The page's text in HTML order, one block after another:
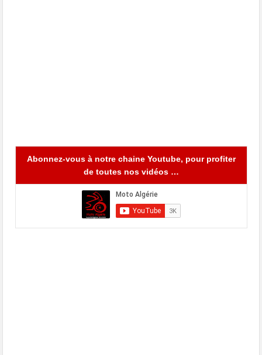
Abonnez-vous à notre chaine Youtube, pour profiter
de toutes nos vidéos …